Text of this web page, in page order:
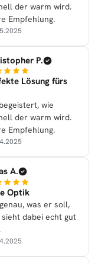
der warm wird.
Empfehlung.
P.
Lösung fürs
wie
der warm wird.
Empfehlung.
A.
Optik
was er soll,
sieht dabei echt gut